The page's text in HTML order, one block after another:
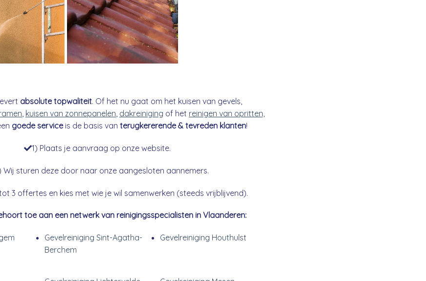
absolute topwaliteit. Of het nu gaat om het kuisen van gevels,
, kuisen van zonnepanelen, dakreiniging of het reinigen van opritten,
goede serviceis de basis van terugkererende & tevreden klanten!
1) Plaats je aanvraag op onze website.
Wij sturen deze door naar onze aangesloten aannemers.
3 offertes en kies met wie je wil samenwerken (steeds vrijblijvend).
toe aan een netwerk van reinigingsspecialisten in Vlaanderen:
Gevelreiniging Sint-Agatha-
Berchem
Gevelreiniging Houthulst